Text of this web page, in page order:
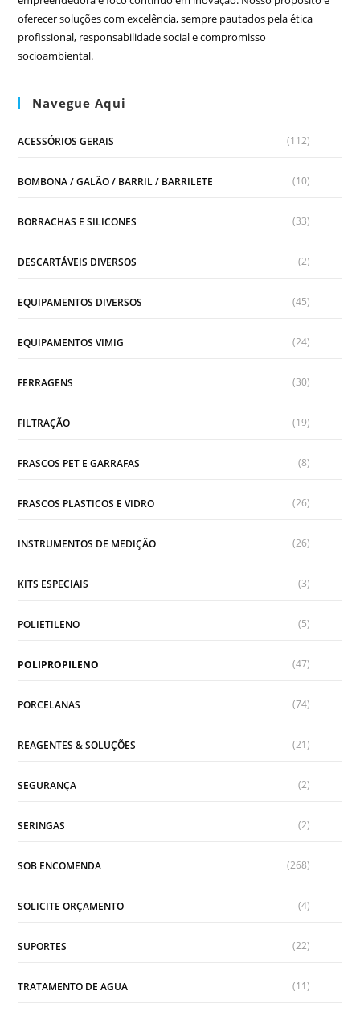
oferecer soluções com excelência, sempre pautados pela ética
profissional, responsabilidade social e compromisso
socioambiental.
Navegue Aqui
ACESSÓRIOS GERAIS (112)
BOMBONA / GALÃO / BARRIL / BARRILETE (10)
BORRACHAS E SILICONES (33)
DESCARTÁVEIS DIVERSOS (2)
EQUIPAMENTOS DIVERSOS (45)
EQUIPAMENTOS VIMIG (24)
FERRAGENS (30)
FILTRAÇÃO (19)
FRASCOS PET E GARRAFAS (8)
FRASCOS PLASTICOS E VIDRO (26)
INSTRUMENTOS DE MEDIÇÃO (26)
KITS ESPECIAIS (3)
POLIETILENO (5)
POLIPROPILENO (47)
PORCELANAS (74)
REAGENTES & SOLUÇÕES (21)
SEGURANÇA (2)
SERINGAS (2)
SOB ENCOMENDA (268)
SOLICITE ORÇAMENTO (4)
SUPORTES (22)
TRATAMENTO DE AGUA (11)